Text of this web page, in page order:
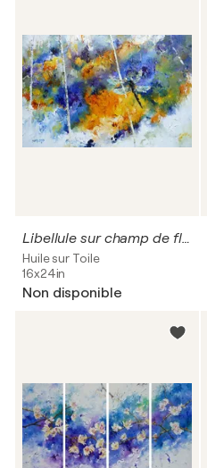
Libellule sur champ de fleurs.
Huile sur Toile
16x24in
Non disponible